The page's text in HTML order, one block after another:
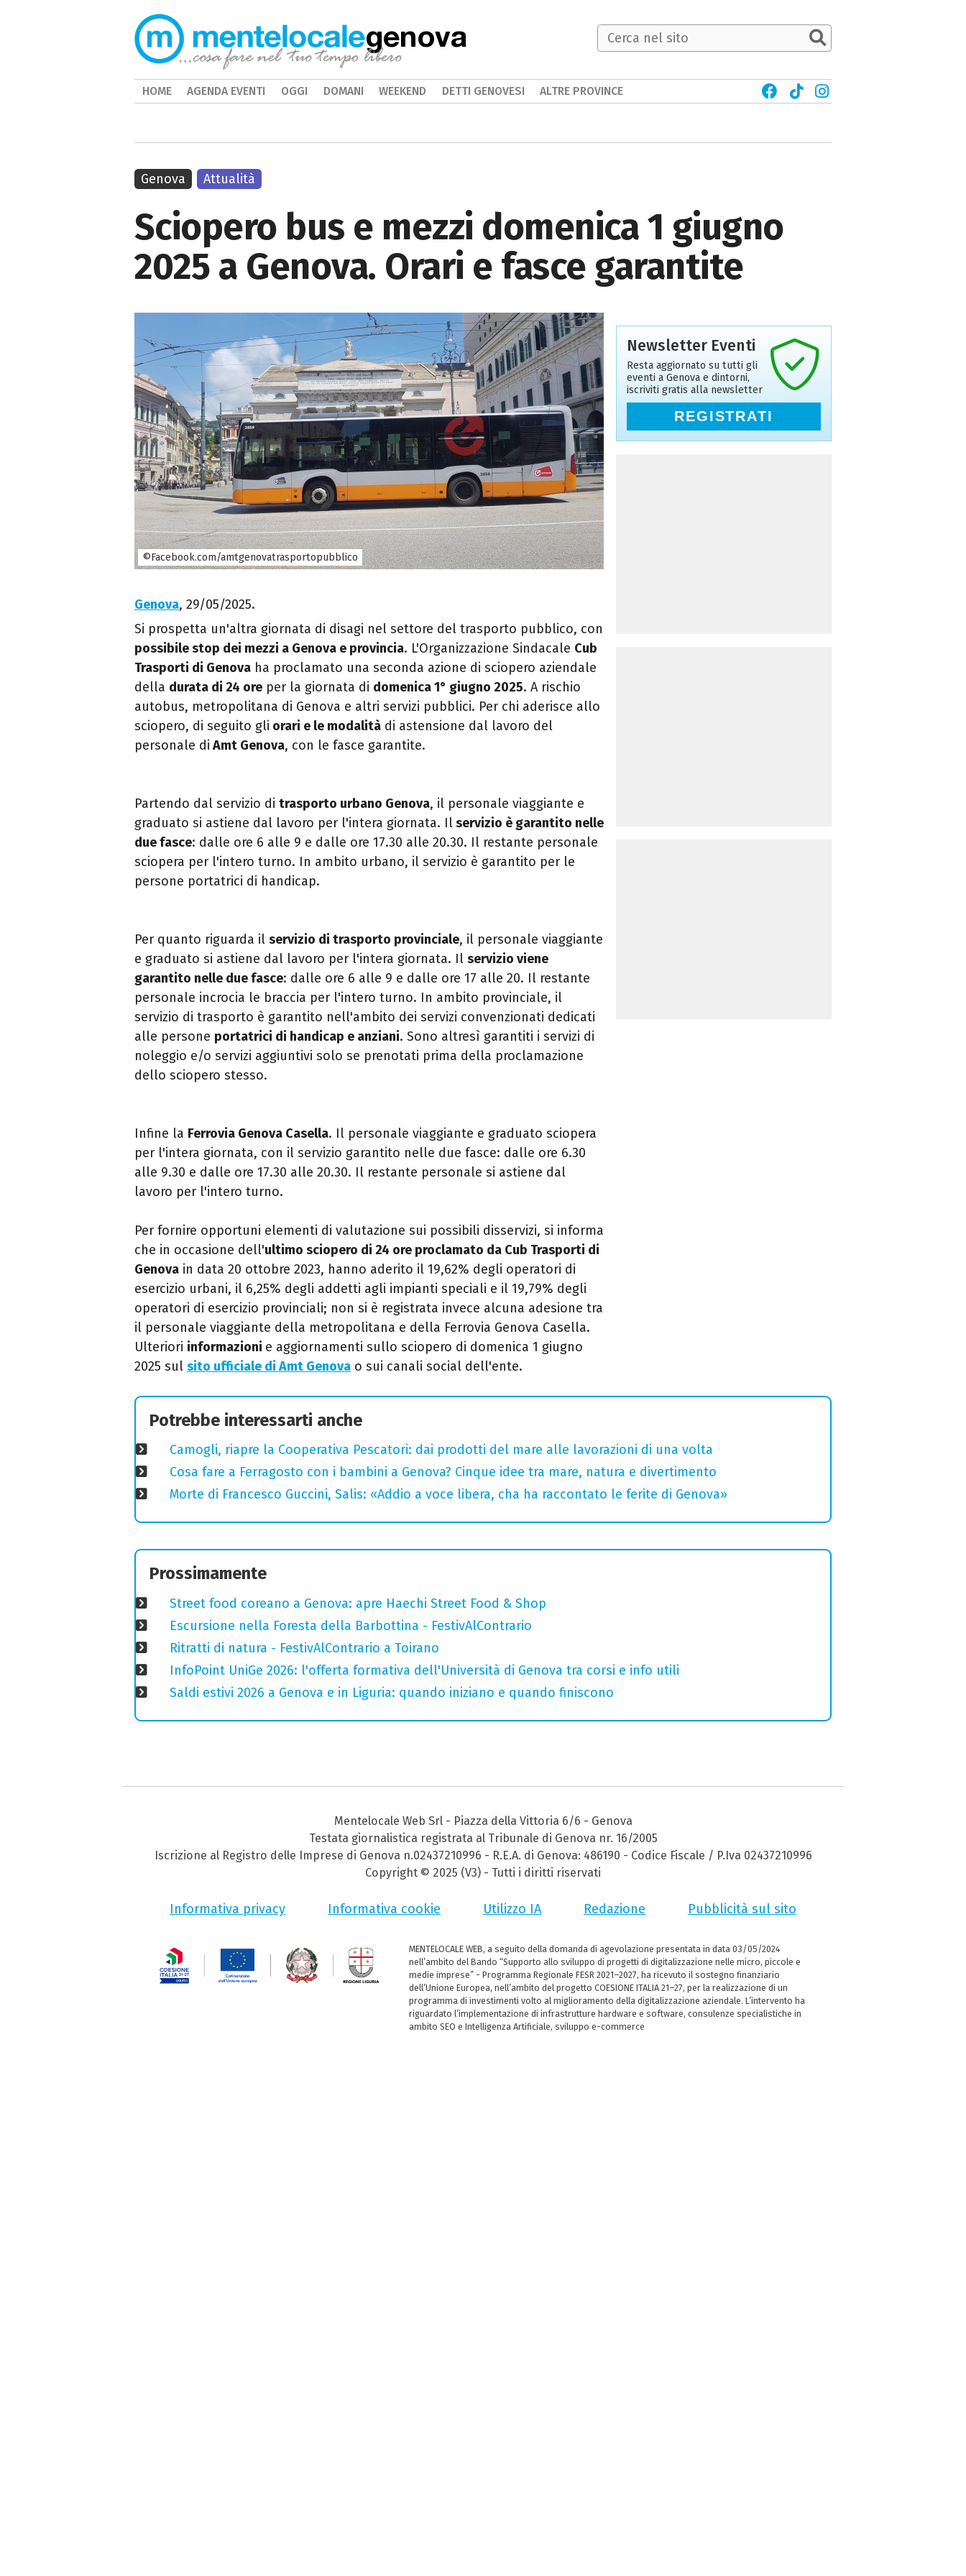
Sciopero bus e mezzi domenica 1 giugno
2025 a Genova. Orari e fasce garantite
©Facebook.com/amtgenovatrasportopubblico
Genova, 29/05/2025.
Si prospetta un'altra giornata di disagi nel settore del trasporto pubblico, con
possibile stop dei mezzi a Genova e provincia. L'Organizzazione Sindacale Cub
Trasporti di Genova ha proclamato una seconda azione di sciopero aziendale
della durata di 24 ore per la giornata di domenica 1° giugno 2025. A rischio
autobus, metropolitana di Genova e altri servizi pubblici. Per chi aderisce allo
sciopero, di seguito gli orari e le modalità di astensione dal lavoro del
personale di Amt Genova, con le fasce garantite.
Partendo dal servizio di trasporto urbano Genova, il personale viaggiante e
graduato si astiene dal lavoro per l'intera giornata. Ilservizio è garantito nelle
due fasce: dalle ore 6 alle 9 e dalle ore 17.30 alle 20.30. Il restante personale
sciopera per l'intero turno. In ambito urbano, il servizio è garantito per le
persone portatrici di handicap.
Per quanto riguarda il servizio di trasporto provinciale, il personale viaggiante
e graduato si astiene dal lavoro per l'intera giornata. Il servizio viene
garantito nelle due fasce: dalle ore 6 alle 9 e dalle ore 17 alle 20. Il restante
personale incrocia le braccia per l'intero turno. In ambito provinciale, il
servizio di trasporto è garantito nell'ambito dei servizi convenzionati dedicati
alle persone portatrici di handicap e anziani. Sono altresì garantiti i servizi di
noleggio e/o servizi aggiuntivi solo se prenotati prima della proclamazione
dello sciopero stesso.
Infine la Ferrovia Genova Casella. Il personale viaggiante e graduato sciopera
per l'intera giornata, con il servizio garantito nelle due fasce: dalle ore 6.30
alle 9.30 e dalle ore 17.30 alle 20.30. Il restante personale si astiene dal
lavoro per l'intero turno.
Per fornire opportuni elementi di valutazione sui possibili disservizi, si informa
che in occasione dell'ultimo sciopero di 24 ore proclamato da Cub Trasporti di
Genova in data 20 ottobre 2023, hanno aderito il 19,62% degli operatori di
esercizio urbani, il 6,25% degli addetti agli impianti speciali e il 19,79% degli
operatori di esercizio provinciali; non si è registrata invece alcuna adesione tra
il personale viaggiante della metropolitana e della Ferrovia Genova Casella.
Ulteriori informazioni e aggiornamenti sullo sciopero di domenica 1 giugno
2025 sul sito ufficiale di Amt Genova o sui canali social dell'ente.
Genova Attualità
Newsletter Eventi
Resta aggiornato su tutti gli
eventi a Genova e dintorni,
iscriviti gratis alla newsletter
REGISTRATI
Potrebbe interessarti anche
Camogli, riapre la Cooperativa Pescatori: dai prodotti del mare alle lavorazioni di una volta
Cosa fare a Ferragosto con i bambini a Genova? Cinque idee tra mare, natura e divertimento
Morte di Francesco Guccini, Salis: «Addio a voce libera, cha ha raccontato le ferite di Genova»
Prossimamente
Street food coreano a Genova: apre Haechi Street Food & Shop
Escursione nella Foresta della Barbottina - FestivAlContrario
Ritratti di natura - FestivAlContrario a Toirano
InfoPoint UniGe 2026: l'offerta formativa dell'Università di Genova tra corsi e info utili
Saldi estivi 2026 a Genova e in Liguria: quando iniziano e quando finiscono
genova
HOME AGENDA EVENTI OGGI DOMANI WEEKEND DETTI GENOVESI ALTRE PROVINCE
Mentelocale Web Srl - Piazza della Vittoria 6/6 - Genova
Testata giornalistica registrata al Tribunale di Genova nr. 16/2005
Iscrizione al Registro delle Imprese di Genova n.02437210996 - R.E.A. di Genova: 486190 - Codice Fiscale / P.Iva 02437210996
Copyright © 2025 (V3) - Tutti i diritti riservati
Informativa privacy Informativa cookie Utilizzo IA Redazione Pubblicità sul sito
MENTELOCALE WEB, a seguito della domanda di agevolazione presentata in data 03/05/2024
nell’ambito del Bando “Supporto allo sviluppo di progetti di digitalizzazione nelle micro, piccole e
medie imprese” - Programma Regionale FESR 2021–2027, ha ricevuto il sostegno finanziario
dell’Unione Europea, nell’ambito del progetto COESIONE ITALIA 21–27, per la realizzazione di un
programma di investimenti volto al miglioramento della digitalizzazione aziendale. L’intervento ha
riguardato l’implementazione di infrastrutture hardware e software, consulenze specialistiche in
ambito SEO e Intelligenza Artificiale, sviluppo e-commerce